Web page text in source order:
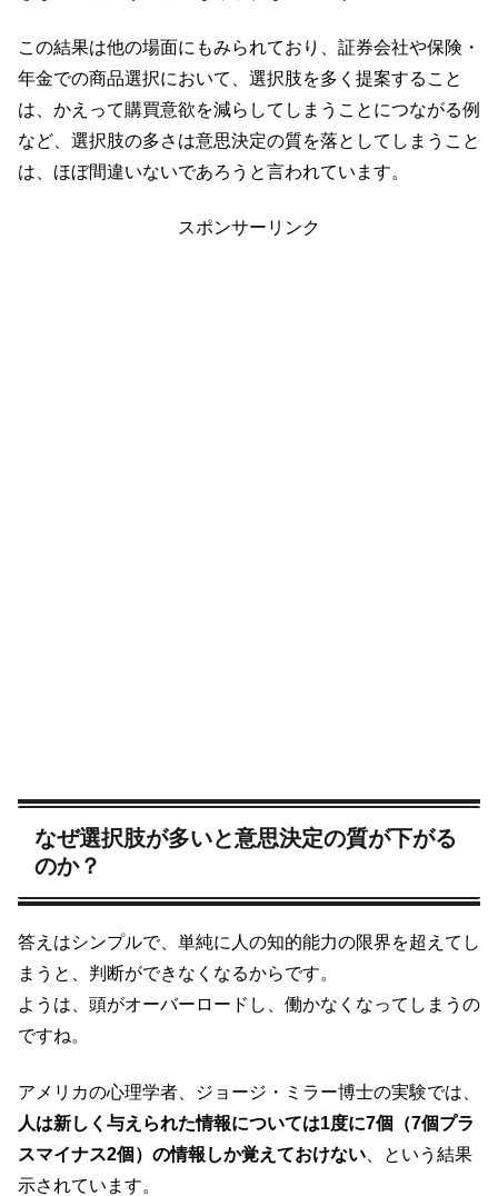
この結果は他の場面にもみられており、証券会社や保険・
年金での商品選択において、選択肢を多く提案すること
は、かえって購買意欲を減らしてしまうことにつながる例
など、選択肢の多さは意思決定の質を落としてしまうこと
は、ほぼ間違いないであろうと言われています。
スポンサーリンク
なぜ選択肢が多いと意思決定の質が下がる
のか？
答えはシンプルで、単純に人の知的能力の限界を超えてし
まうと、判断ができなくなるからです。
ようは、頭がオーバーロードし、働かなくなってしまうの
ですね。
アメリカの心理学者、ジョージ・ミラー博士の実験では、
人は新しく与えられた情報については1度に7個（7個プラ
スマイナス2個）の情報しか覚えておけない 、という結果
示されています。